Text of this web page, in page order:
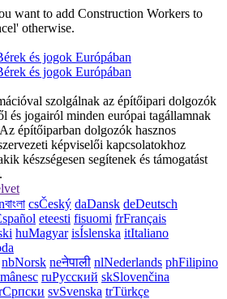
want to add Construction Workers to
otherwise.
szolgálnak az építőipari dolgozók
és jogairól minden európai tagállamnak
építőiparban dolgozók hasznos
képviselői kapcsolatokhoz
készségesen segítenek és támogatást
বাংলা csČeský daDansk deDeutsch
eteesti fisuomi frFrançais
huMagyar isÍslenska itItaliano
nbNorsk neनेपाली nlNederlands phFilipino
ruРусский skSlovenčina
Српски svSvenska trTürkçe